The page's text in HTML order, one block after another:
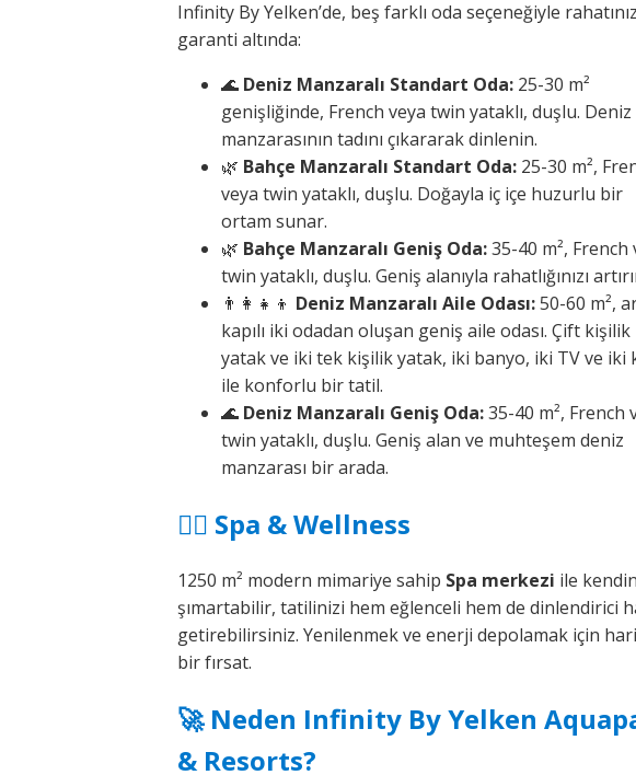
Infinity By Yelken’de, beş farklı oda seçeneğiyle rahatınız
garanti altında:
🌊 Deniz Manzaralı Standart Oda: 25-30 m²
genişliğinde, French veya twin yataklı, duşlu. Deniz
manzarasının tadını çıkararak dinlenin.
🌿 Bahçe Manzaralı Standart Oda: 25-30 m²,
veya twin yataklı, duşlu. Doğayla iç içe huzurlu bir
ortam sunar.
🌿 Bahçe Manzaralı Geniş Oda:35-40 m², French
twin yataklı, duşlu. Geniş alanıyla rahatlığınızı
👨‍👩‍👧‍👦 Deniz Manzaralı Aile Odası:50-60 m²,
kapılı iki odadan oluşan geniş aile odası. Çift kişilik
yatak ve iki tek kişilik yatak, iki banyo, iki TV ve iki
ile konforlu bir tatil.
🌊 Deniz Manzaralı Geniş Oda:35-40 m², French
twin yataklı, duşlu. Geniş alan ve muhteşem deniz
manzarası bir arada.
💆‍♀️ Spa & Wellness
1250 m² modern mimariye sahip Spa merkezi ile
şımartabilir, tatilinizi hem eğlenceli hem de dinlendirici
getirebilirsiniz. Yenilenmek ve enerji depolamak için
bir fırsat.
🚀 Neden Infinity By Yelken
& Resorts?